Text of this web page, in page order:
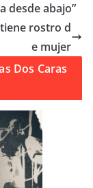
desde abajo”
rostro d
e mujer
Dos Caras